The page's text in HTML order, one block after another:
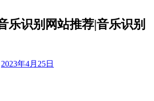
乐识别网站推荐|音乐识别
2023年4月25日